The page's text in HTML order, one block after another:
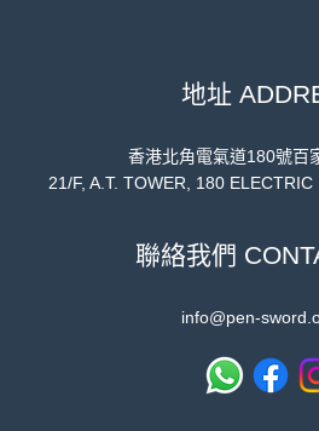
地址
香港北角電氣道180號百
21/F, A.T. TOWER, 180
聯絡我們
info@pen-